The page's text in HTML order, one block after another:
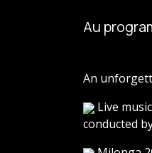
Au
An
Live
conducted